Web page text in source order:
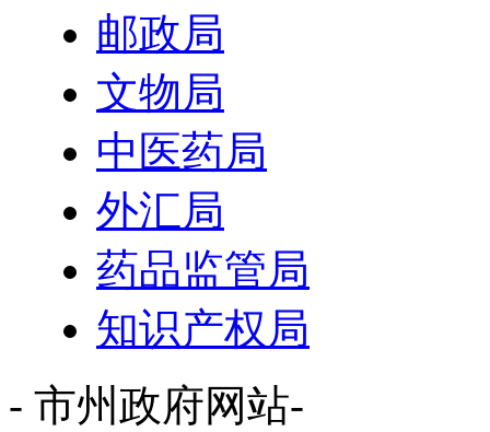
邮政局
文物局
中医药局
外汇局
药品监管局
知识产权局
- 市州政府网站-